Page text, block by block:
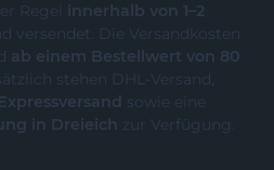
Regel innerhalb von 1–2
versendet. Die Versandkosten
ab einem Bestellwert von 80
stehen DHL-Versand,
Expressversand sowie eine
in Dreieich zur Verfügung.